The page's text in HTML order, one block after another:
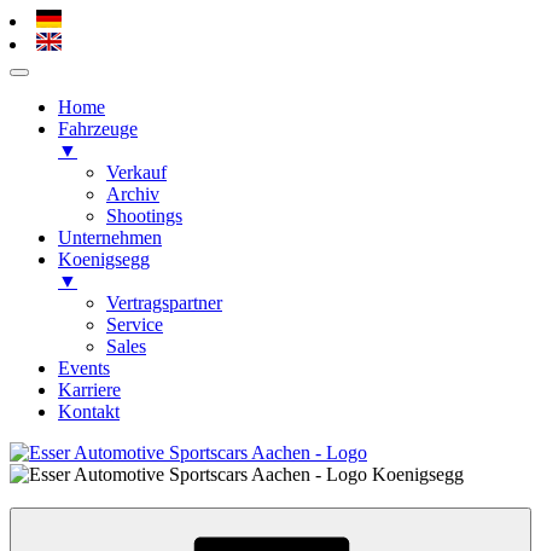
Home
Fahrzeuge
▼
Verkauf
Archiv
Shootings
Unternehmen
Koenigsegg
▼
Vertragspartner
Service
Sales
Events
Karriere
Kontakt
Inhalt
Esser Automotive – Alsdorf / Aachen
Koenigsegg, Hypercars, Sportscars